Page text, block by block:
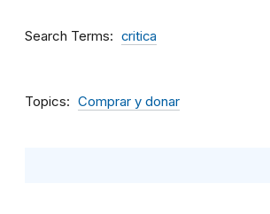
Search Terms critica
Topics Comprar y donar